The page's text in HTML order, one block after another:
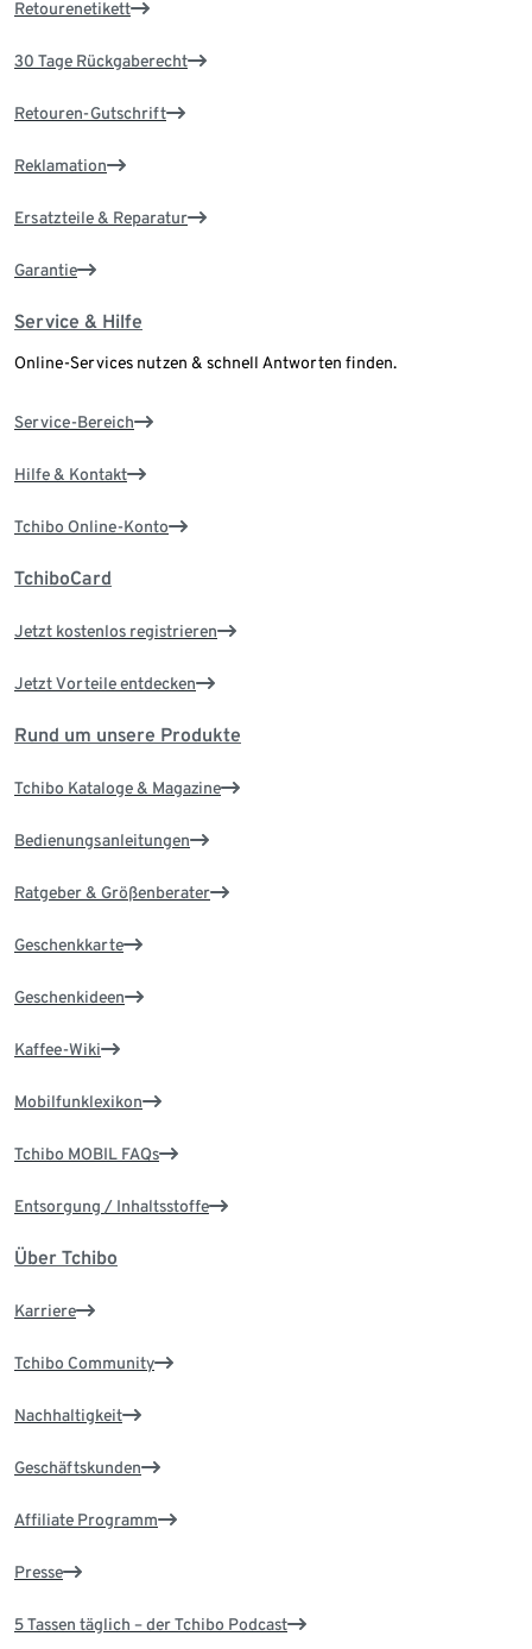
Retourenetikett
30 Tage Rückgaberecht
Retouren-Gutschrift
Reklamation
Ersatzteile & Reparatur
Garantie
Service & Hilfe
Online-Services nutzen & schnell Antworten finden.
Service-Bereich
Hilfe & Kontakt
Tchibo Online-Konto
TchiboCard
Jetzt kostenlos registrieren
Jetzt Vorteile entdecken
Rund um unsere Produkte
Tchibo Kataloge & Magazine
Bedienungsanleitungen
Ratgeber & Größenberater
Geschenkkarte
Geschenkideen
Kaffee-Wiki
Mobilfunklexikon
Tchibo MOBIL FAQs
Entsorgung / Inhaltsstoffe
Über Tchibo
Karriere
Tchibo Community
Nachhaltigkeit
Geschäftskunden
Affiliate Programm
Presse
5 Tassen täglich – der Tchibo Podcast